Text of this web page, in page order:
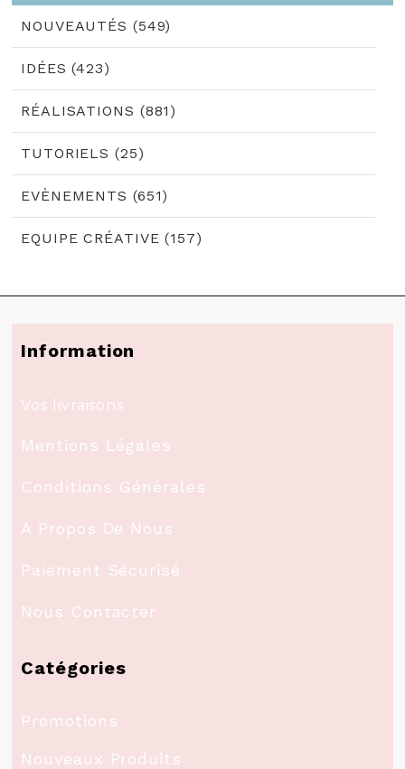
NOUVEAUTÉS (549)
IDÉES (423)
RÉALISATIONS (881)
TUTORIELS (25)
EVÈNEMENTS (651)
EQUIPE CRÉATIVE (157)
Information
Vos livraisons
Mentions Légales
Conditions Générales
A Propos De Nous
Paiement Sécurisé
Nous Contacter
Catégories
Promotions
Nouveaux Produits